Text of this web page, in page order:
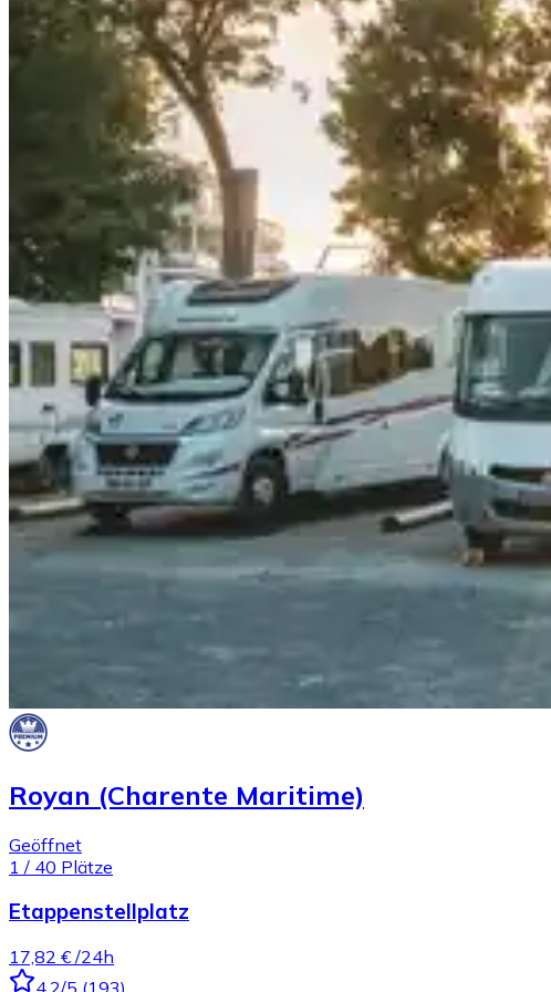
Royan (Charente Maritime)
Geöffnet
1 / 40 Plätze
Etappenstellplatz
17,82 € /24h